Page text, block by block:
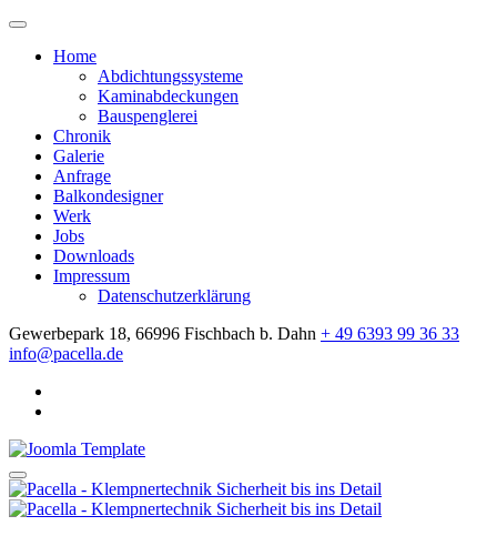
Home
Abdichtungssysteme
Kaminabdeckungen
Bauspenglerei
Chronik
Galerie
Anfrage
Balkondesigner
Werk
Jobs
Downloads
Impressum
Datenschutzerklärung
Gewerbepark 18, 66996 Fischbach b. Dahn + 49 6393 99 36 33
info@pacella.de